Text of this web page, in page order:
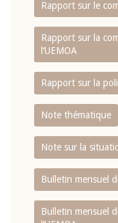
Rapport sur le
Rapport sur la
l‘UEMOA
Rapport sur la
Note thématique
Note sur la
Bulletin mensuel
Bulletin mensuel